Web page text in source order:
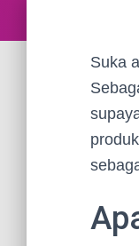
Suka